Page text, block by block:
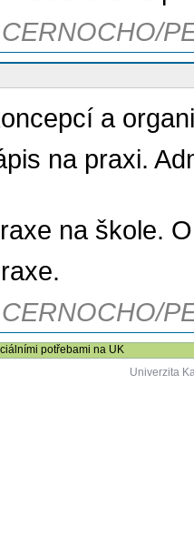
a
na praxi.
na škole.
potřebami na UK
Univerzita